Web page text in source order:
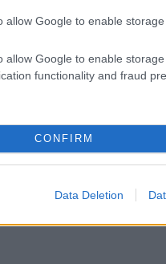
allow Google to enable
allow Google to enable
functionality and fraud
CONFIRM
Data Deletion